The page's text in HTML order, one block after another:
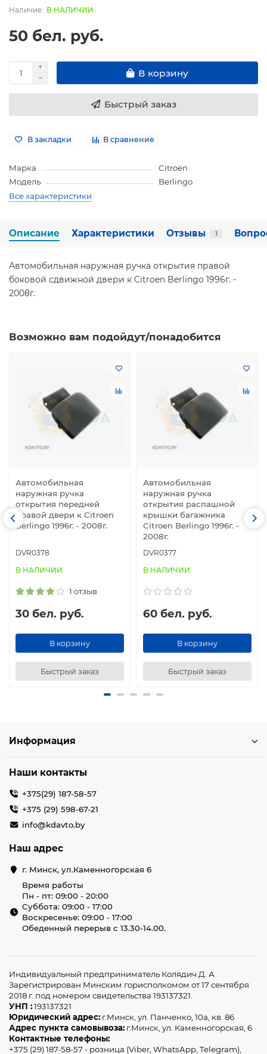
В НАЛИЧИИ
50 бел. руб.
В корзину
Быстрый заказ
В закладки В сравнение
Марка
Citroen
Модель
Berlingo
Все характеристики
Описание Характеристики Отзывы 1
Автомобильная наружная ручка открытия правой
боковой сдвижной двери к Citroen Berlingo 1996г. -
2008г.
Возможно вам подойдут/понадобится
Автомобильная
наружная ручка
открытия передней
правой двери к Citroen
Berlingo 1996г. - 2008г.
DVR0378
В НАЛИЧИИ
1 отзыв
30 бел. руб.
В корзину
Быстрый заказ
Автомобильная
наружная ручка
открытия распашной
крышки багажника
Citroen Berlingo 1996г. -
2008г.
DVR0377
В НАЛИЧИИ
60 бел. руб.
В корзину
Быстрый заказ
Информация
Наши контакты
+375(29) 187-58-57
+375 (29) 598-67-21
info@kdavto.by
Наш адрес
г. Минск, ул.Каменногорская 6
Время работы
Пн - пт: 09:00 - 20:00
Суббота: 09:00 - 17:00
Воскресенье: 09:00 - 17:00
Обеденный перерыв с 13.30-14.00.
Индивидуальный предприниматель Колядич Д. А
Зарегистрирован Минским горисполкомом от 17 сентября
2018 г. под номером свидетельства 193137321.
УНП :193137321
Юридический адрес: г.Минск, ул. Панченко, 10а, кв. 86
Адрес пункта самовывоза: г.Минск, ул. Каменногорская, 6
Контактные телефоны:
+375 (29) 187-58-57 - розница (Viber, WhatsApp, Telegram),